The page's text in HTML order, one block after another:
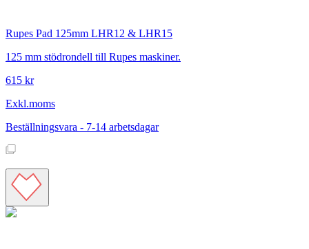
Rupes Pad 125mm LHR12 & LHR15
125 mm stödrondell till Rupes maskiner.
615 kr
Exkl.moms
Beställningsvara - 7-14 arbetsdagar